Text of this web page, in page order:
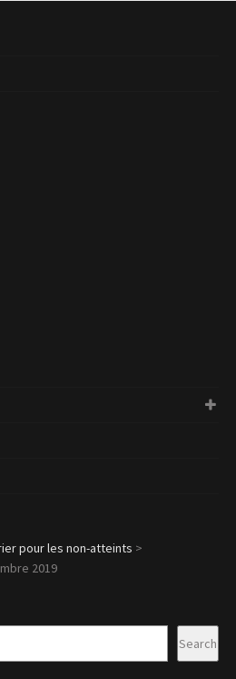
pour les non-atteints >
2019
Search